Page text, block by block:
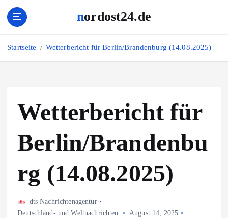
h
nordost24.de
Startseite Wetterbericht für Berlin/Brandenburg (14.08.2025)
Wetterbericht für
Berlin/Brandenbu
rg (14.08.2025)
dts Nachrichtenagentur
Deutschland- und Weltnachrichten
August 14, 2025